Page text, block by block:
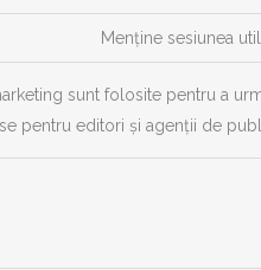
Menține sesiunea
sunt folosite pentru a
pentru editori și agenții de